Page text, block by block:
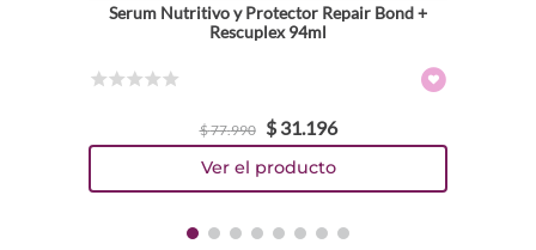
Serum Nutritivo y Protector Repair Bond +
Rescuplex 94ml
$77.990 $ 31.196